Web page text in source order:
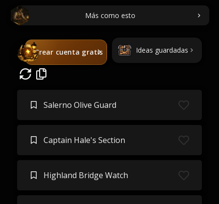
Más como esto
Crear cuenta gratis Ideas guardadas
Salerno Olive Guard
Captain Hale's Section
Highland Bridge Watch